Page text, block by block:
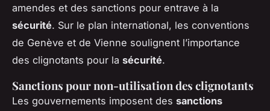
amendes et des sanctions pour entrave à la
sécurité. Sur le plan international, les conventions
de Genève et de Vienne soulignent l’importance
des clignotants pour la sécurité.
Sanctions pour non-utilisation des clignotants
Les gouvernements imposent des sanctions